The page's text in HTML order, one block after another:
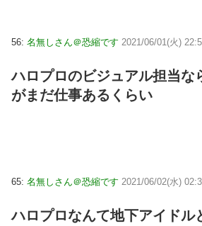
56: 名無しさん＠恐縮です 2021/06/01(火)
ハロプロのビジュアル担当な
がまだ仕事あるくらい
65: 名無しさん＠恐縮です 2021/06/02(水)
ハロプロなんて地下アイドル